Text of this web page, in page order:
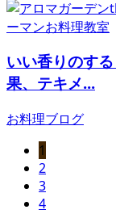
いい香りのす
果、テキメ...
お料理ブログ
1
2
3
4